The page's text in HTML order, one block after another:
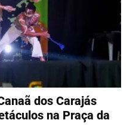
dos Carajás
na Praça da